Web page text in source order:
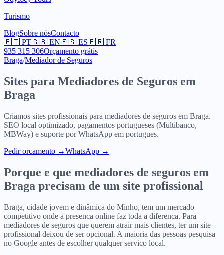
Turismo
BlogSobre nósContacto
🇵🇹 PT🇬🇧 EN🇪🇸 ES🇫🇷 FR
935 315 306Orçamento grátis
Braga/Mediador de Seguros
Sites para Mediadores de Seguros em
Braga
Criamos sites profissionais para mediadores de seguros em Braga.
SEO local optimizado, pagamentos portugueses (Multibanco,
MBWay) e suporte por WhatsApp em portugues.
Pedir orcamento →WhatsApp →
Porque e que mediadores de seguros em
Braga precisam de um site profissional
Braga, cidade jovem e dinâmica do Minho, tem um mercado
competitivo onde a presenca online faz toda a diferenca. Para
mediadores de seguros que querem atrair mais clientes, ter um site
profissional deixou de ser opcional. A maioria das pessoas pesquisa
no Google antes de escolher qualquer servico local.